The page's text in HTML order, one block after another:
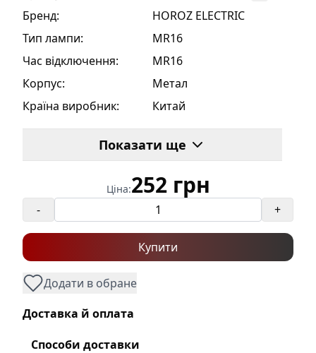
Бренд:
HOROZ ELECTRIC
Тип лампи:
MR16
Час відключення:
MR16
Корпус:
Метал
Країна виробник:
Китай
Врізний отвір:
93мм х 93мм
220-240V/50-60Hz
max. 50W
Кількість в упаковці:
1 шт.
Розміри(ДхШхВ):
100мм x 100мм x 32мм
Тип
Врізний
Ступінь захисту:
IP 20
Колір:
Показати ще
Ціна:252 грн
- +
Купити
Додати в обране
Доставка й оплата
Способи доставки